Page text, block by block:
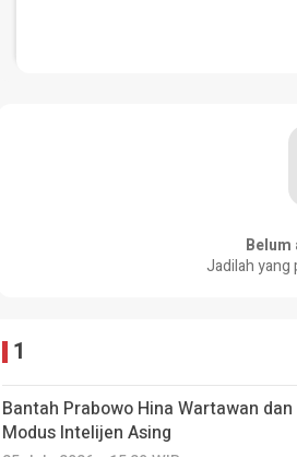
Jadilah
1
Bantah Prabowo Hina Wartawan
Modus Intelijen Asing